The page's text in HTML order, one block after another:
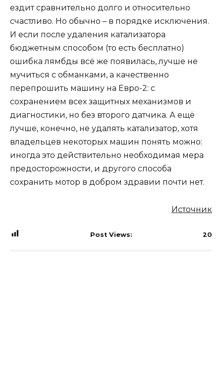
ездит сравнительно долго и относительно
счастливо. Но обычно – в порядке исключения.
И если после удаления катализатора
бюджетным способом (то есть бесплатно)
ошибка лямбды всё же появилась, лучше не
мучиться с обманками, а качественно
перепрошить машину на Евро-2: с
сохранением всех защитных механизмов и
диагностики, но без второго датчика. А ещё
лучше, конечно, не удалять катализатор, хотя
владельцев некоторых машин понять можно:
иногда это действительно необходимая мера
предосторожности, и другого способа
сохранить мотор в добром здравии почти нет.
Источник
Post Views: 20